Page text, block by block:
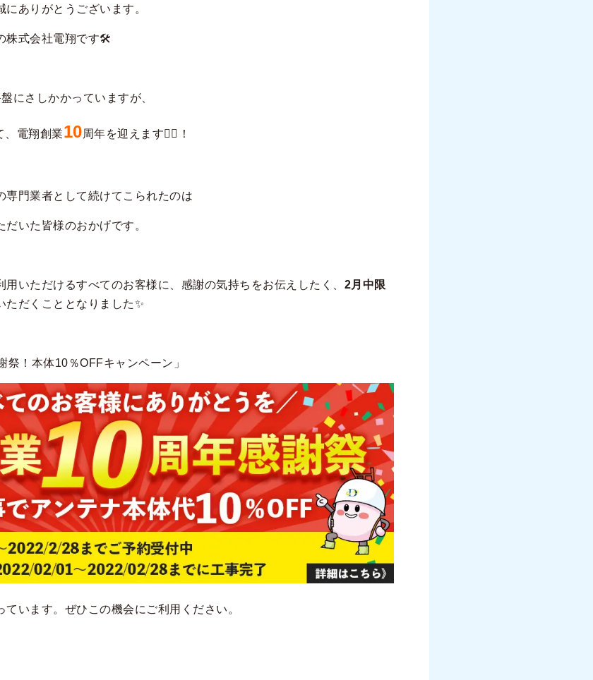
ありがとうございます。
株式会社電翔です🛠
にさしかかっていますが、
、電翔創業10周年を迎えます🙇‍♀️！
専門業者として続けてこられたのは
いた皆様のおかげです。
用いただけるすべてのお客様に、感謝の気持ちをお伝えしたく、 2月中限
ただくこととなりました✨
祭！本体10％OFFキャンペーン」
います。ぜひこの機会にご利用ください。